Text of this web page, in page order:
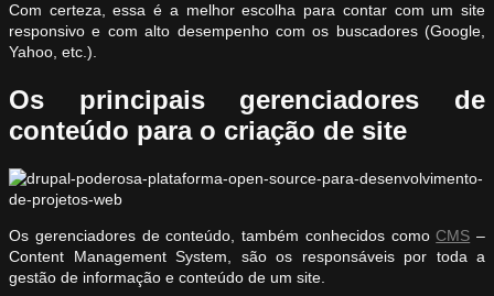
Com certeza, essa é a melhor escolha para contar com um site
responsivo e com alto desempenho com os buscadores (Google,
Yahoo, etc.).
Os principais gerenciadores de
conteúdo para o criação de site
Os gerenciadores de conteúdo, também conhecidos comoCMS –
Content Management System, são os responsáveis por toda a
gestão de informação e conteúdo de um site.